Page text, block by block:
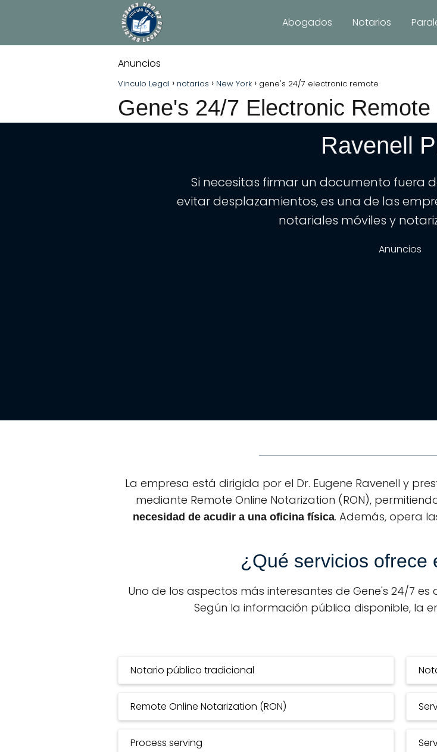
Abogados Notarios
Anuncios
Vinculo Legal notarios New York gene's 24/7 electronic remote
Gene's 24/7 Electronic Remote
Gene's 24/7 Mobile
Commissioner of
Ravenell
Si necesitas firmar un documento fuera
evitar desplazamientos, es una de las
notariales móviles y
Anuncios
Solicita presupuesto
La empresa está dirigida por el Dr. Eugene Ravenell y
mediante Remote Online Notarization (RON),
necesidad de acudir a una oficina física. Además, opera
¿Qué servicios ofrece
Uno de los aspectos más interesantes de Gene's 24/7
Según la información pública disponible, la
Notario público tradicional
Remote Online Notarization (RON)
Process serving